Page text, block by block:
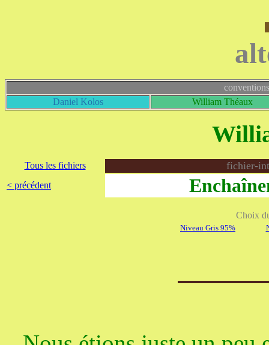
Daniel Kolos
William Théaux
Tous les fichiers fichier-
< précédent
Choix
Niveau Gris 95%